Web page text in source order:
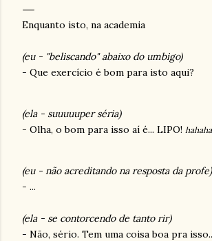
Enquanto isto, na academia
(eu - "beliscando" abaixo do umbigo)
- Que exercício é bom para isto aqui?
(ela - suuuuuper séria)
- Olha, o bom para isso aí é... LIPO!
(eu - não acreditando na resposta da profe)
- ...
(ela - se contorcendo de tanto rir)
- Não, sério. Tem uma coisa boa pra